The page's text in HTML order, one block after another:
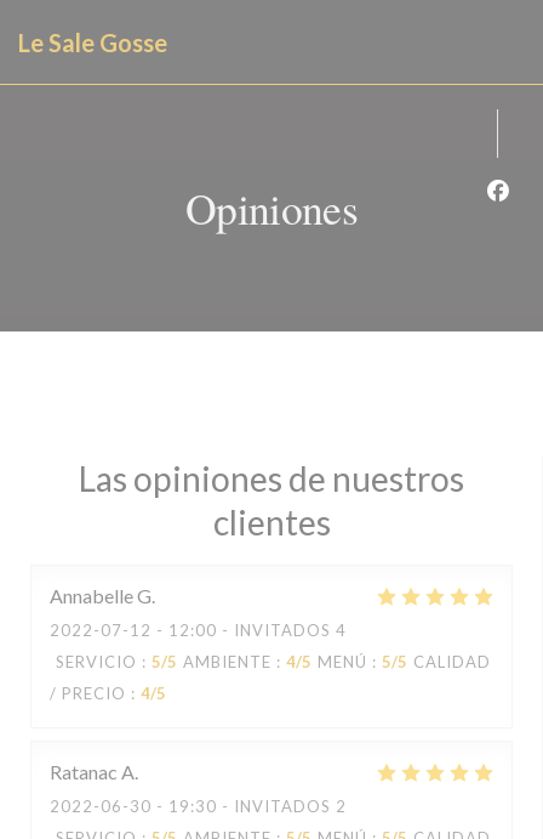
Le Sale Gosse
Opiniones
Las opiniones de nuestros
clientes
AnnabelleG
2022-07-12 - 12:00 - INVITADOS 4
SERVICIO : 5/5 AMBIENTE : 4/5 MENÚ : 5/5 CALIDAD
/ PRECIO : 4/5
Ratanac A
2022-06-30 - 19:30 - INVITADOS 2